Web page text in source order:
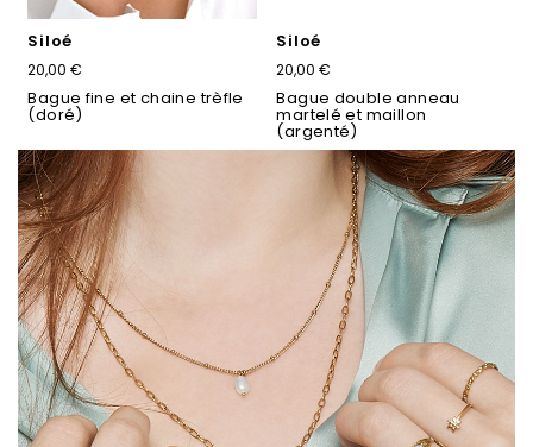
Siloé
20,00 €
Bague fine et chaine trèfle
(doré)
Siloé
20,00 €
Bague double anneau
martelé et maillon
(argenté)